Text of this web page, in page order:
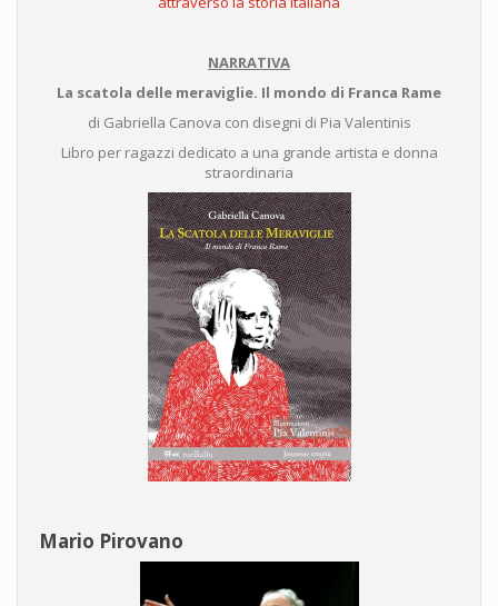
NARRATIVA
La scatola delle meraviglie. Il mondo di Franca Rame
di Gabriella Canova con disegni di Pia Valentinis
Libro per ragazzi dedicato a una grande artista e donna
straordinaria
Mario Pirovano